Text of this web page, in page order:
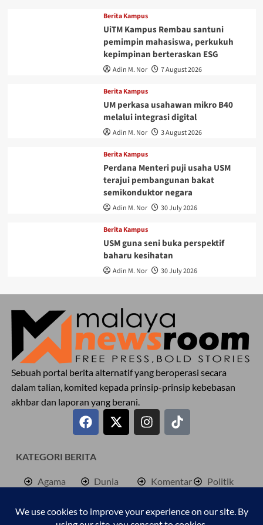
Berita Kampus
UiTM Kampus Rembau santuni
pemimpin mahasiswa, perkukuh
kepimpinan berteraskan ESG
Adin M. Nor 7 August 2026
Berita Kampus
UM perkasa usahawan mikro B40
melalui integrasi digital
Adin M. Nor 3 August 2026
Berita Kampus
Perdana Menteri puji usaha USM
terajui pembangunan bakat
semikonduktor negara
Adin M. Nor 30 July 2026
Berita Kampus
USM guna seni buka perspektif
baharu kesihatan
Adin M. Nor 30 July 2026
Sebuah portal berita alternatif yang beroperasi secara
dalam talian, komited kepada prinsip-prinsip kebebasan
akhbar dan laporan yang berani.
KATEGORI BERITA
Agama
Berita
Dunia
Jenayah
Komentar
Palestine
Politik
Sukan